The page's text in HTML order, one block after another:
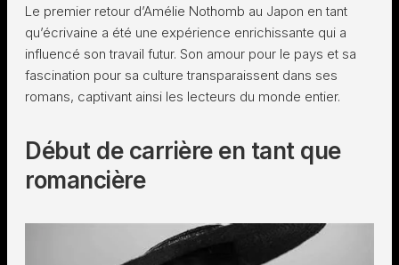
Le premier retour d’Amélie Nothomb au Japon en tant
qu’écrivaine a été une expérience enrichissante qui a
influencé son travail futur. Son amour pour le pays et sa
fascination pour sa culture transparaissent dans ses
romans, captivant ainsi les lecteurs du monde entier.
Début de carrière en tant que
romancière